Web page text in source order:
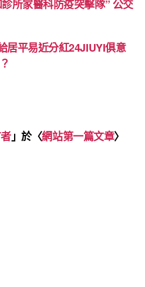
所家醫科防疫突擊隊” 公交
居平易近分紅24JIUYI俱意
」於〈網站第一篇文章〉